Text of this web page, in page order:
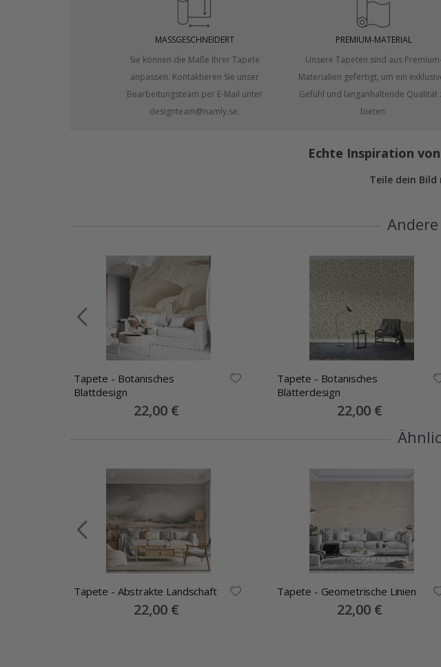
MASSGESCHNEIDERT
Sie können die Maße Ihrer Tapete
anpassen. Kontaktieren Sie unser
Bearbeitungsteam per E-Mail unter
designteam@namly.se.
PREMIUM-MATERIAL
Unsere Tapeten sind aus Premium-
Materialien gefertigt, um ein
Gefühl und langanhaltende Qualität
bieten.
Echte Inspiration
Teile dein
Tapete - Botanisches
Blattdesign
Special
Price
22,00 €
Tapete - Botanisches
Blätterdesign
Special
Price
22,00 €
Tapete - Abstrakte Landschaft
Special
Price
22,00 €
Tapete - Geometrische Linien
Special
Price
22,00 €